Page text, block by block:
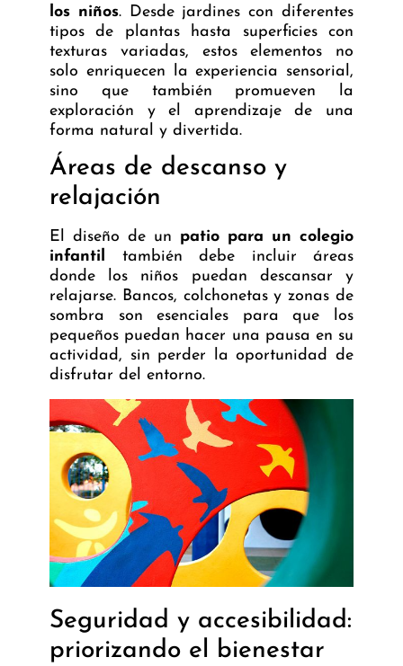
los niños. Desde jardines con diferentes
tipos de plantas hasta superficies con
texturas variadas, estos elementos no
solo enriquecen la experiencia sensorial,
sino que también promueven la
exploración y el aprendizaje de una
forma natural y divertida.
Áreas de descanso y
relajación
El diseño de un patio para un colegio
infantil también debe incluir áreas
donde los niños puedan descansar y
relajarse. Bancos, colchonetas y zonas de
sombra son esenciales para que los
pequeños puedan hacer una pausa en su
actividad, sin perder la oportunidad de
disfrutar del entorno.
Seguridad y accesibilidad:
priorizando el bienestar